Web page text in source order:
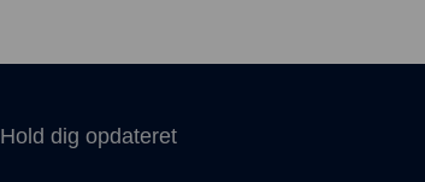
Hold dig opdateret